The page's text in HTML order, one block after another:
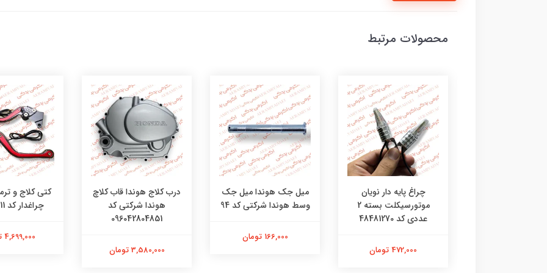
محصولات مرتبط
میل جک هوندا میل جک
وسط هوندا شرکتی کد 94
درب کلاج هوندا قاب کلاچ
هوندا شرکتی کد
کتی کلاج و ترمز قهرمانی
چراغدار کد 30074211